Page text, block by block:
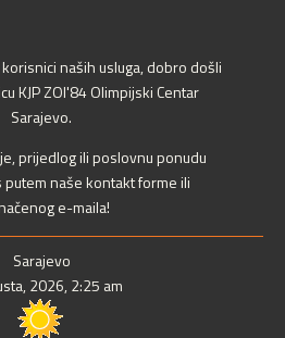
naših usluga, dobro došli
KJP ZOI'84 Olimpijski Centar
Sarajevo.
prijedlog ili poslovnu ponudu
naše kontakt forme ili
e-maila!
Sarajevo
2026, 2:25 am